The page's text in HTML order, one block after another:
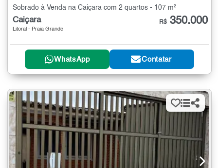
Sobrado à Venda na Caiçara com 2 quartos - 107 m²
Caiçara
Litoral - Praia Grande
R$ 350.000
WhatsApp Contatar